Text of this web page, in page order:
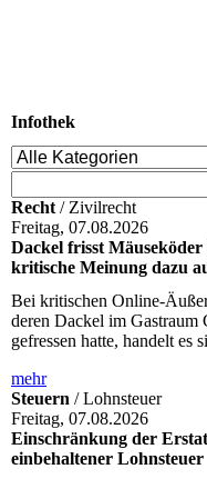
Infothek
Recht / Zivilrecht
Freitag, 07.08.2026
Dackel frisst
kritische Meinung dazu
Bei kritischen Online-
deren Dackel im
gefressen hatte, handelt es
mehr
Steuern / Lohnsteuer
Freitag, 07.08.2026
Einschränkung der
einbehaltener Lohnsteuer